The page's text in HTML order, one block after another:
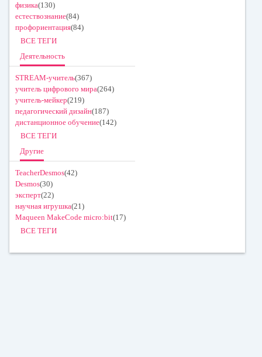
физика(130)
естествознание(84)
профориентация(84)
ВСЕ ТЕГИ
Деятельность
STREAM-учитель(367)
учитель цифрового мира(264)
учитель-мейкер(219)
педагогический дизайн(187)
дистанционное обучение(142)
ВСЕ ТЕГИ
Другие
TeacherDesmos(42)
Desmos(30)
эксперт(22)
научная игрушка(21)
Maqueen MakeCode micro:bit(17)
ВСЕ ТЕГИ